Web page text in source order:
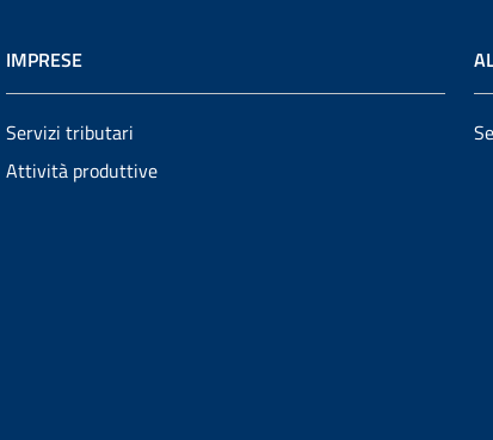
IMPRESE
Servizi tributari
Attività produttive